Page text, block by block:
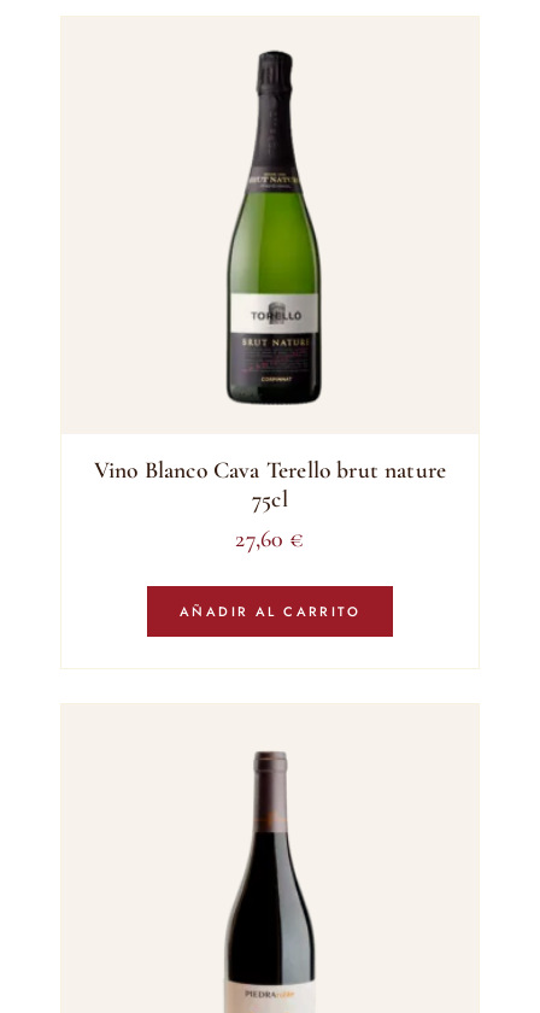
Vino Blanco Cava Terello brut nature
75cl
27,60 €
AÑADIR AL CARRITO